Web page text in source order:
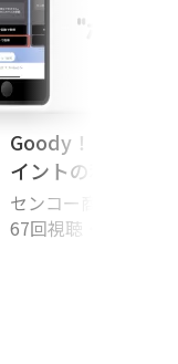
Goody！TVで貯
イントの利用方法
センコー商事
67回視聴